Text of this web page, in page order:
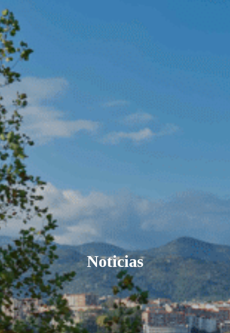
Noticias